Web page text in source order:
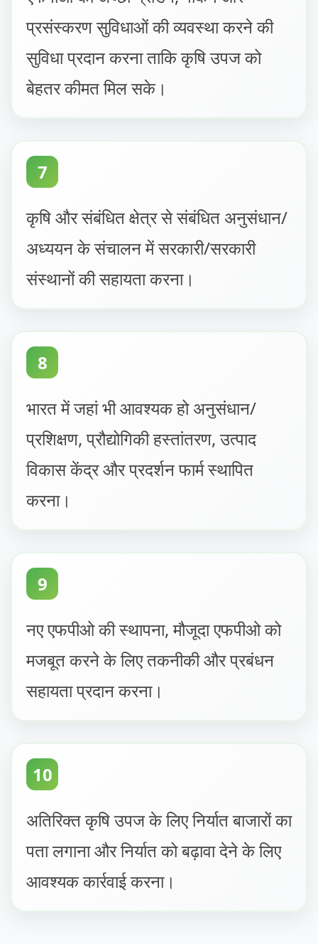
प्रसंस्करण सुविधाओं की व्यवस्था करने की
सुविधा प्रदान करना ताकि कृषि उपज को
बेहतर कीमत मिल सके।
7
कृषि और संबंधित क्षेत्र से संबंधित अनुसंधान/
अध्ययन के संचालन में सरकारी/सरकारी
संस्थानों की सहायता करना।
8
भारत में जहां भी आवश्यक हो अनुसंधान/
प्रशिक्षण, प्रौद्योगिकी हस्तांतरण, उत्पाद
विकास केंद्र और प्रदर्शन फार्म स्थापित
करना।
9
नए एफपीओ की स्थापना, मौजूदा एफपीओ को
मजबूत करने के लिए तकनीकी और प्रबंधन
सहायता प्रदान करना।
10
अतिरिक्त कृषि उपज के लिए निर्यात बाजारों का
पता लगाना और निर्यात को बढ़ावा देने के लिए
आवश्यक कार्रवाई करना।